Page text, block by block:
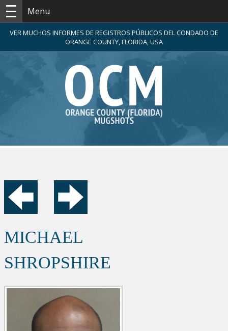
Menu
VER MUCHOS INFORMES DE REGISTROS PÚBLICOS DEL CONDADO DE
ORANGE COUNTY, FLORIDA, USA
MICHAEL
SHROPSHIRE